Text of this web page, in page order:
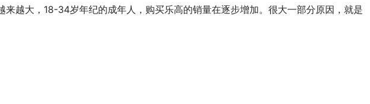
越大，18-34岁年纪的成年人，购买乐高的销量在逐步增加。很大一部分原因，就是